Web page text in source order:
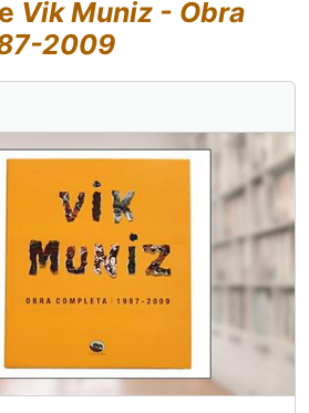
Vik Muniz - Obra
2009